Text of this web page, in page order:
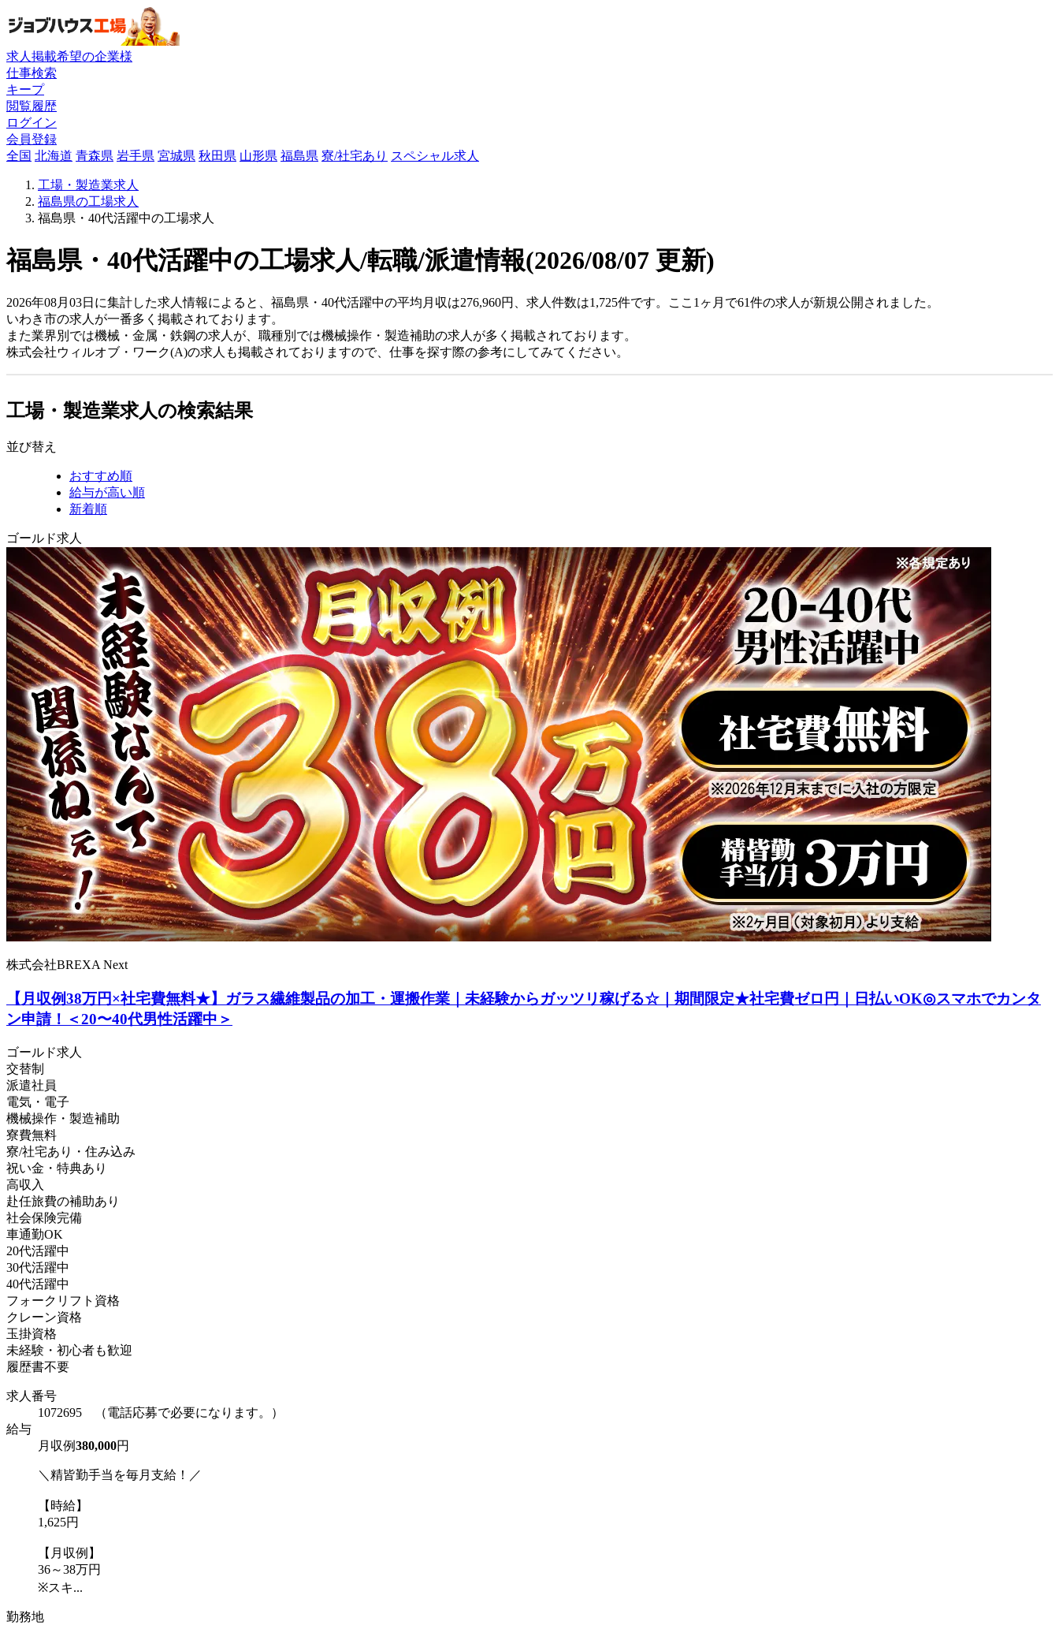
求人掲載希望の企業様
仕事検索
キープ
閲覧履歴
ログイン
会員登録
全国 北海道 青森県 岩手県 宮城県 秋田県 山形県 福島県 寮/社宅あり スペシャル求人
工場・製造業求人
福島県の工場求人
福島県・40代活躍中の工場求人
福島県・40代活躍中の工場求人/転職/派遣情報(2026/08/07 更新)
2026年08月03日に集計した求人情報によると、福島県・40代活躍中の平均月収は276,960円、求人件数は1,725件です。ここ1ヶ月で61件の求人が新規公開されました。
いわき市の求人が一番多く掲載されております。
また業界別では機械・金属・鉄鋼の求人が、職種別では機械操作・製造補助の求人が多く掲載されております。
株式会社ウィルオブ・ワーク(A)の求人も掲載されておりますので、仕事を探す際の参考にしてみてください。
工場・製造業求人の検索結果
並び替え
おすすめ順
給与が高い順
新着順
ゴールド求人
株式会社BREXA Next
【月収例38万円×社宅費無料★】ガラス繊維製品の加工・運搬作業｜未経験からガッツリ稼げる☆｜期間限定★社宅費ゼロ円｜日払いOK◎スマホでカンタ
ン申請！＜20〜40代男性活躍中＞
ゴールド求人
交替制
派遣社員
電気・電子
機械操作・製造補助
寮費無料
寮/社宅あり・住み込み
祝い金・特典あり
高収入
赴任旅費の補助あり
社会保険完備
車通勤OK
20代活躍中
30代活躍中
40代活躍中
フォークリフト資格
クレーン資格
玉掛資格
未経験・初心者も歓迎
履歴書不要
求人番号
1072695 （電話応募で必要になります。）
給与
月収例380,000円
＼精皆勤手当を毎月支給！／
【時給】
1,625円
【月収例】
36～38万円
※スキ...
勤務地